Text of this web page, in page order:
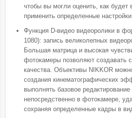
чтобы вы могли оценить, как будет
применить определенные
Функция D-видео видеоролики в
1080): запись великолепных
Большая матрица и высокая
фотокамеры позволяют создавать
качества. Объективы NIKKOR
создания кинематографических
выполнять базовое редактирование
непосредственно в фотокамере,
сохраняя определенные кадры в